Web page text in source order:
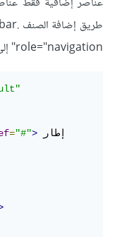
role="navigation" إلى الوسم <nav>، كما يلي:
="#">